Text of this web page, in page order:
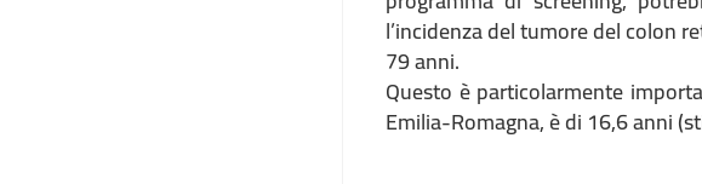
l’incidenza del tumore del colon
79 anni.
Questo è particolarmente
Emilia-Romagna, è di 16,6 anni